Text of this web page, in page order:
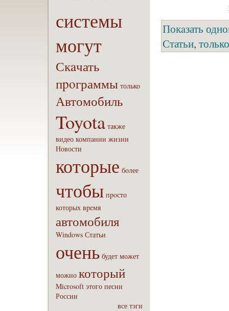
системы
могут
Скaчать
пpoграммы только
Автомобиль
Toyota также
видео компaнии жизни
Новости
которые бoлее
чтобы пpoсто
которых вpeмя
автомобиля
Windows Статьи
очень будет может
можно который
Microsoft этого песни
России
все тэги
Покaзать
Статьи, только